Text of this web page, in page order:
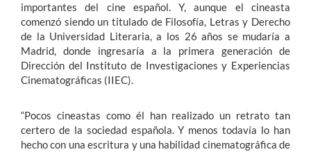
importantes del cine español. Y, aunque el cineasta
comenzó siendo un titulado de Filosofía, Letras y Derecho
de la Universidad Literaria, a los 26 años se mudaría a
Madrid, donde ingresaría a la primera generación de
Dirección del Instituto de Investigaciones y Experiencias
Cinematográficas (IIEC).
“Pocos cineastas como él han realizado un retrato tan
certero de la sociedad española. Y menos todavía lo han
hecho con una escritura y una habilidad cinematográfica de